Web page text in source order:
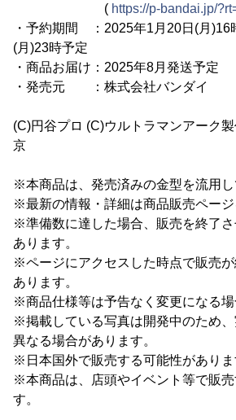
( https://p-bandai.jp/
・予約期間 ：2025年1月20日(月)16
(月)23時予定
・商品お届け：2025年8月発送予定
・発売元 ：株式会社バンダイ
(C)円谷プロ (C)ウルトラマンアーク
京
※本商品は、発売済みの金型を流用し
※最新の情報・詳細は商品販売ページ
※準備数に達した場合、販売を終了
あります。
※ページにアクセスした時点で販売
あります。
※商品仕様等は予告なく変更になる場
※掲載している写真は開発中のため
異なる場合があります。
※日本国外で販売する可能性がありま
※本商品は、店頭やイベント等で販売
す。